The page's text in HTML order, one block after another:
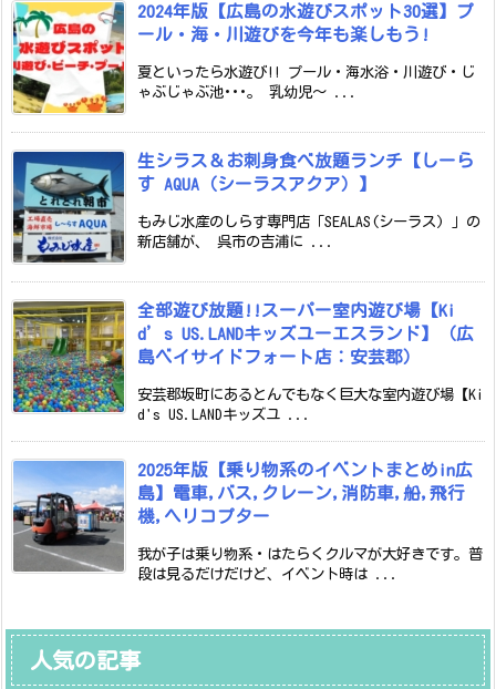
2024年版【広島の水遊びスポット30選】プ
ール・海・川遊びを今年も楽しもう!
夏といったら水遊び!! プール・海水浴・川遊び・じ
ゃぶじゃぶ池･･･。 乳幼児～ ...
生シラス＆お刺身食べ放題ランチ【しーら
す AQUA（シーラスアクア）】
もみじ水産のしらす専門店「SEALAS(シーラス) 」の
新店舗が、 呉市の吉浦に ...
全部遊び放題!!スーパー室内遊び場【Ki
d’s US.LANDキッズユーエスランド】（広
島ベイサイドフォート店：安芸郡）
安芸郡坂町にあるとんでもなく巨大な室内遊び場【Ki
d's US.LANDキッズユ ...
2025年版【乗り物系のイベントまとめin広
島】電車,バス,クレーン,消防車,船,飛行
機,ヘリコプター
我が子は乗り物系・はたらくクルマが大好きです。普
段は見るだけだけど、イベント時は ...
人気の記事